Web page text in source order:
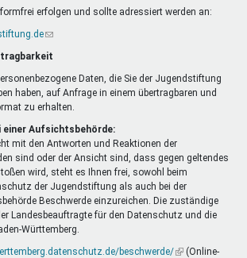
erfolgen und sollte adressiert werden an:
(Link
E-
Mail)
Daten, die Sie der Jugendstiftung
haben, auf Anfrage in einem übertragbaren und
zu erhalten.
einer Aufsichtsbehörde:
mit den Antworten und Reaktionen der
sind oder der Ansicht sind, dass gegen geltendes
wird, steht es Ihnen frei, sowohl beim
der Jugendstiftung als auch bei der
Beschwerde einzureichen. Die zuständige
Landesbeauftragte für den Datenschutz und die
Württemberg.
beschwerde/(Link(Online-